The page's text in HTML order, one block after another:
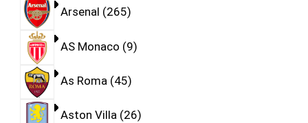
Arsenal 265
AS Monaco 9
As Roma 45
Aston Villa 26